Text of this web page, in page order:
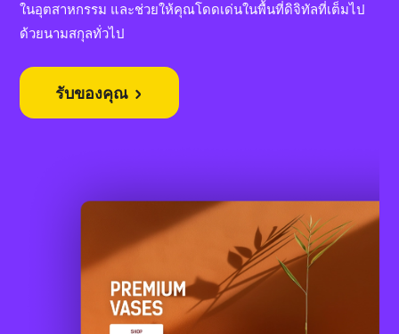
ในอุตสาหกรรม และช่วยให้คุณโดดเด่นในพื้นที่ดิจิทัลที่เต็มไป
ด้วยนามสกุลทั่วไป
รับของคุณ